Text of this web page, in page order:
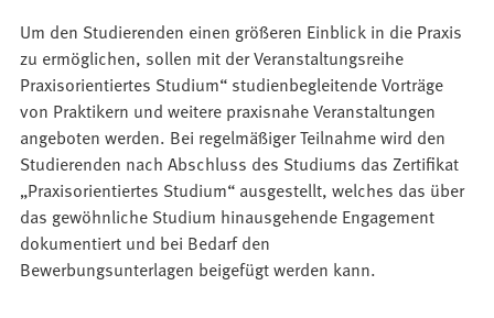
Um den Studierenden einen größeren Einblick in die Praxis
zu ermöglichen, sollen mit der Veranstaltungsreihe
Praxisorientiertes Studium“ studienbegleitende Vorträge
von Praktikern und weitere praxisnahe Veranstaltungen
angeboten werden. Bei regelmäßiger Teilnahme wird den
Studierenden nach Abschluss des Studiums das Zertifikat
„Praxisorientiertes Studium“ ausgestellt, welches das über
das gewöhnliche Studium hinausgehende Engagement
dokumentiert und bei Bedarf den
Bewerbungsunterlagen beigefügt werden kann.